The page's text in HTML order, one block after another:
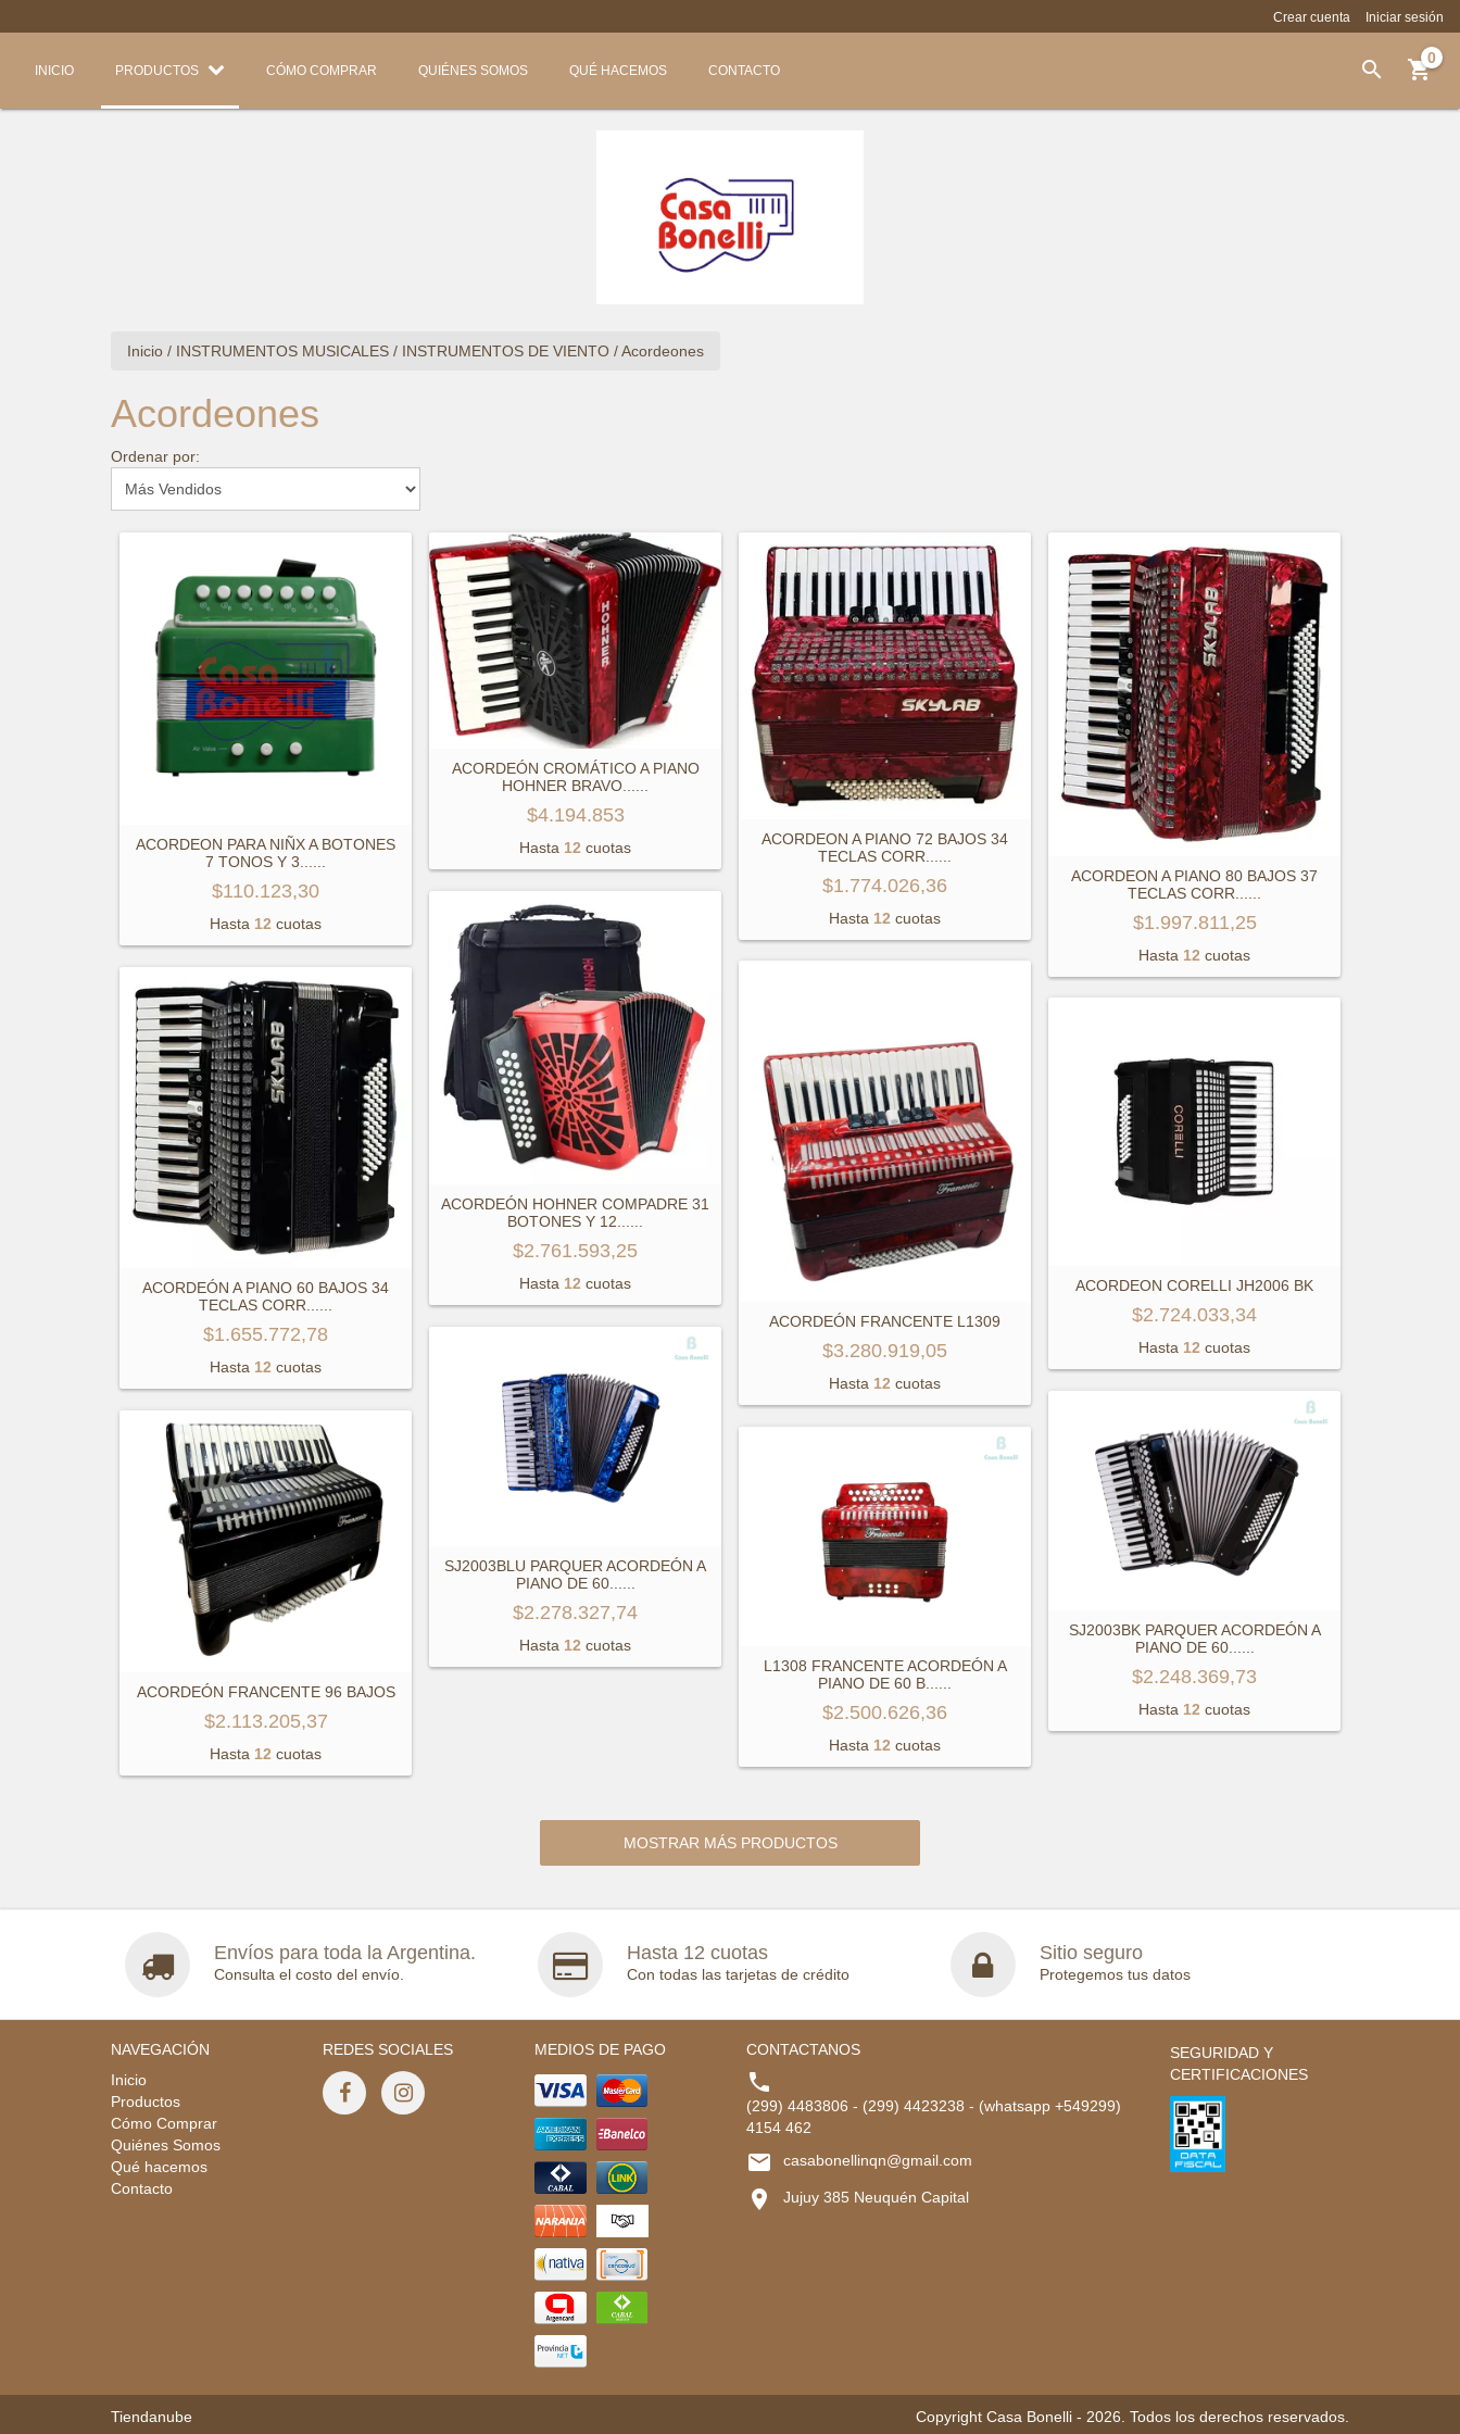

Crear cuenta Iniciar sesión
INICIO PRODUCTOS CÓMO COMPRAR QUIÉNES SOMOS QUÉ HACEMOS CONTACTO 0

Inicio / INSTRUMENTOS MUSICALES / INSTRUMENTOS DE VIENTO /Acordeones
Acordeones
Ordenar por:
ACORDEON PARA NIÑX A BOTONES
7 TONOS Y 3...
$110.123,30
Hasta 12 cuotas
ACORDEÓN CROMÁTICO A PIANO
HOHNER BRAVO......
$4.194.853
Hasta 12 cuotas
ACORDEON A PIANO 72 BAJOS 34
TECLAS CORR...
$1.774.026,36
Hasta 12 cuotas
ACORDEON A PIANO 80 BAJOS 37
TECLAS CORR...
$1.997.811,25
Hasta 12 cuotas
ACORDEÓN A PIANO 60 BAJOS 34
TECLAS CORR......
$1.655.772,78
Hasta 12 cuotas
ACORDEÓN HOHNER COMPADRE 31
BOTONES Y 12...
$2.761.593,25
Hasta 12 cuotas
ACORDEÓN FRANCENTE L1309
$3.280.919,05
Hasta 12 cuotas
ACORDEON CORELLI JH2006 BK
$2.724.033,34
Hasta 12 cuotas
ACORDEÓN FRANCENTE 96 BAJOS
$2.113.205,37
Hasta 12 cuotas
SJ2003BLU PARQUER ACORDEÓN A
PIANO DE 60...
$2.278.327,74
Hasta 12 cuotas
L1308 FRANCENTE ACORDEÓN A
PIANO DE 60 B...
$2.500.626,36
Hasta 12 cuotas
SJ2003BK PARQUER ACORDEÓN A
PIANO DE 60...
$2.248.369,73
Hasta 12 cuotas
MOSTRAR MÁS PRODUCTOS
Envíos para toda la Argentina.
Consulta el costo del envío.
Hasta 12 cuotas
Con todas las tarjetas de crédito
Sitio seguro
Protegemos tus datos
NAVEGACIÓN
Inicio
Productos
Cómo Comprar
Quiénes Somos
Qué hacemos
Contacto
REDES SOCIALES MEDIOS DE PAGO CONTACTANOS

(299) 4483806 - (299) 4423238 - (whatsapp +549299)
4154 462
 casabonellinqn@gmail.com
 Jujuy 385 Neuquén Capital
SEGURIDAD Y
CERTIFICACIONES
Tiendanube Copyright Casa Bonelli - 2026. Todos los derechos reservados.